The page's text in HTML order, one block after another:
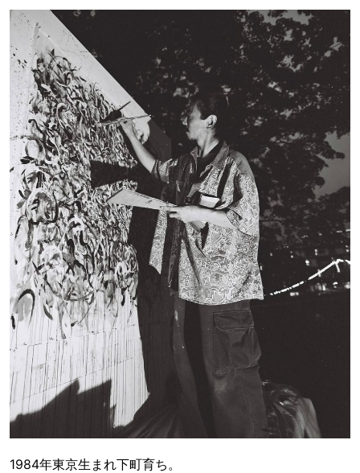
1984年東京生まれ下町育ち。